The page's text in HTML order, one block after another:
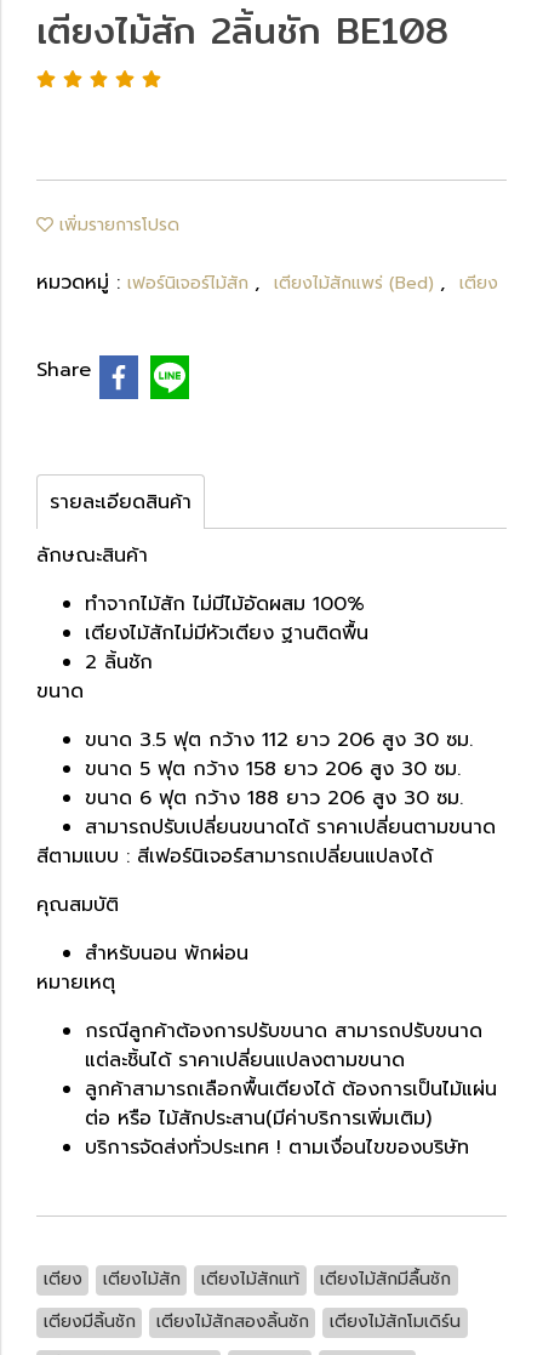
เตียงไม้สัก 2ลิ้นชัก BE108
เพิ่มรายการโปรด
หมวดหมู่ : เฟอร์นิเจอร์ไม้สัก , เตียงไม้สักแพร่ (Bed) , เตียง
Share
รายละเอียดสินค้า
ลักษณะสินค้า
ทำจากไม้สัก ไม่มีไม้อัดผสม 100%
เตียงไม้สักไม่มีหัวเตียง ฐานติดพื้น
2 ลิ้นชัก
ขนาด
ขนาด 3.5 ฟุต กว้าง 112 ยาว 206 สูง 30 ซม.
ขนาด 5 ฟุต กว้าง 158 ยาว 206 สูง 30 ซม.
ขนาด 6 ฟุต กว้าง 188 ยาว 206 สูง 30 ซม.
สามารถปรับเปลี่ยนขนาดได้ ราคาเปลี่ยนตามขนาด
สีตามแบบ : สีเฟอร์นิเจอร์สามารถเปลี่ยนแปลงได้
คุณสมบัติ
สำหรับนอน พักผ่อน
หมายเหตุ
กรณีลูกค้าต้องการปรับขนาด สามารถปรับขนาด
แต่ละชิ้นได้ ราคาเปลี่ยนแปลงตามขนาด
ลูกค้าสามารถเลือกพื้นเตียงได้ ต้องการเป็นไม้แผ่น
ต่อ หรือ ไม้สักประสาน(มีค่าบริการเพิ่มเติม)
บริการจัดส่งทั่วประเทศ ! ตามเงื่อนไขของบริษัท
เตียง เตียงไม้สัก เตียงไม้สักแท้
เตียงไม้สักมีลื้นชัก
เตียงมีลิ้นชัก
เตียงไม้สักสองลิ้นชัก
เตียงไม้สักโมเดิร์น